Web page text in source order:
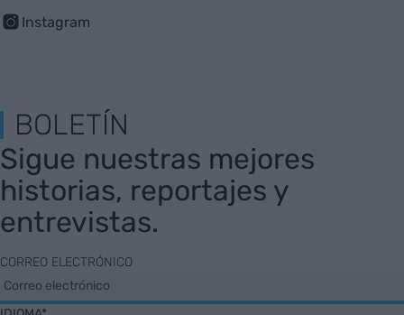
Instagram
BOLETÍN
Sigue nuestras mejores
historias, reportajes y
entrevistas.
CORREO ELECTRÓNICO